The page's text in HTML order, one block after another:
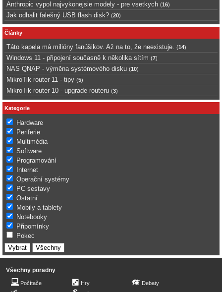
Anthropic vypol najvykonejsie modely - pre vsetkych (16)
Jak odhalit falešný USB flash disk? (20)
Články
Táto kapela má milióny fanúšikov. Až na to, že neexistuje. (14)
Windows 11 - připojení současně k několika sítím (7)
NAS QNAP - výměna systémového disku (10)
MikroTik router 11 - tipy (5)
MikroTik router 10 - upgrade routeru (3)
Kategorie
Hardware
Periferie
Multimédia
Software
Programování
Internet
Operační systémy
PC sestavy
Ostatní
Mobily a tablety
Notebooky
Připomínky
Pokec
Všechny poradny
Počítače
Hry
Debaty